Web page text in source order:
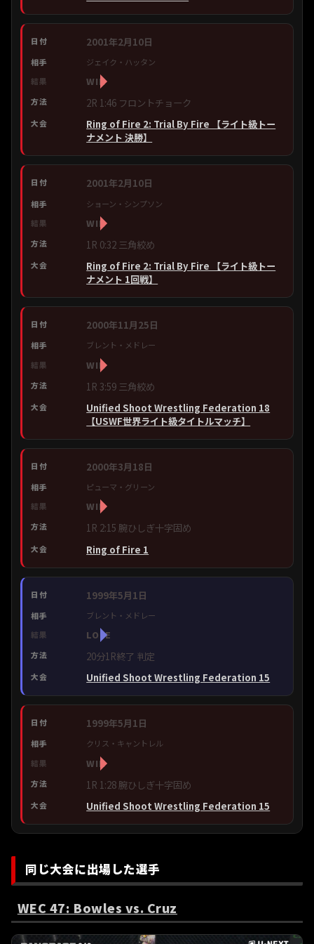
2001年2月10日
ジェイク・ハッタン
WIN
2R 1:46 フロントチョーク
Ring of Fire 2: Trial By Fire 【ライト級トー
ナメント 決勝】
2001年2月10日
ショーン・シンプソン
WIN
1R 0:32 三角絞め
Ring of Fire 2: Trial By Fire 【ライト級トー
ナメント 1回戦】
2000年11月25日
ブレント・メドレー
WIN
1R 3:59 三角絞め
Unified Shoot Wrestling Federation 18
【USWF世界ライト級タイトルマッチ】
2000年3月18日
ピューマ・グリーン
WIN
1R 2:15 腕ひしぎ十字固め
Ring of Fire 1
1999年5月1日
ブレント・メドレー
LOSE
20分1R終了 判定
Unified Shoot Wrestling Federation 15
1999年5月1日
クリス・キャントレル
WIN
1R 1:28 腕ひしぎ十字固め
Unified Shoot Wrestling Federation 15
同じ大会に出場した選手
WEC 47: Bowles vs. Cruz